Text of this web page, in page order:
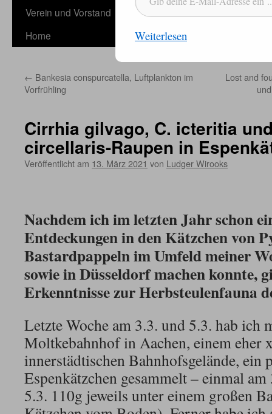
Verein und Vorstand Veröffentlichungen
Home
← Bankesia conspurcatella, Luftplankton im
Vorfrühling
Lost and
Cirrhia gilvago, C. icteritia
circellaris-Raupen in
Veröffentlicht am 13. März 2021 von Ludger Wirooks
Nachdem ich im letzten Jahr schon
Entdeckungen in den Kätzchen von
Bastardpappeln im Umfeld meiner
sowie in Düsseldorf machen konnte,
Erkenntnisse zur Herbsteulenfauna
Letzte Woche am 3.3. und 5.3. hab ich
Moltkebahnhof in Aachen, einem eher
innerstädtischen Bahnhofsgelände, ein
Espenkätzchen gesammelt – einmal
5.3. 110g jeweils unter einem großen
Weiterlesen